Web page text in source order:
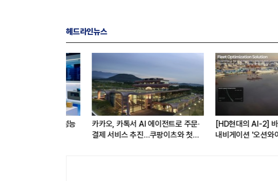
헤드라인뉴스
카카오, 카톡서 AI 에이전트로 주문·
결제 서비스 추진…쿠팡이츠와 첫
[HD현대의 AI-2] 바다 위 AI
내비게이션 '오션와이즈'